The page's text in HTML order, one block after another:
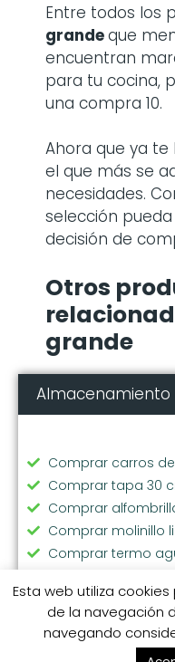
Entre todos los
grandeque
encuentran
para tu cocina,
una compra 10.
Ahora que ya
el que más se
necesidades.
selección
decisión de
Otros
grande
Almacenamiento
Comprar carros
Comprar tapa 30
Comprar
Comprar molinillo
Comprar termo
Comprar tapa
Comprar termo
TOP Mejores
Esta web utiliza
de la navegación
navegando